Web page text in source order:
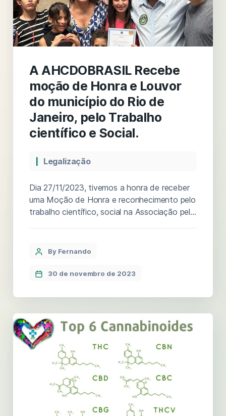
A AHCDOBRASIL Recebe
moção de Honra e Louvor
do município do Rio de
Janeiro, pelo Trabalho
científico e Social.
Legalização
Dia 27/11/2023, tivemos a honra de receber
uma Moção de Honra e reconhecimento pelo
trabalho científico, social na Associação pela
@lucianaboiteux e do cientista Sidarta
Ernesto. Agradecemos a confiança de todos
By Fernando
30 de novembro de 2023